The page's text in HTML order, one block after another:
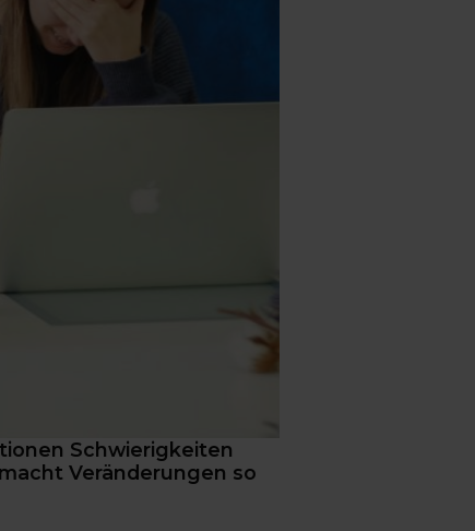
Schwierigkeiten
Veränderungen so